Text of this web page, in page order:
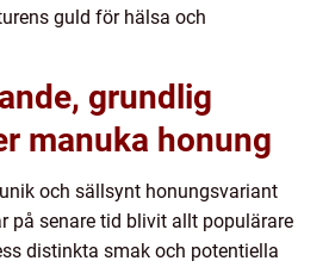
guld för hälsa och
grundlig
manuka honung
och sällsynt honungsvariant
på senare tid blivit allt populärare
distinkta smak och potentiella